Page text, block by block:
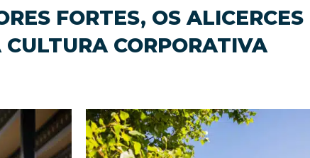
FORTES, OS ALICERCES
CULTURA CORPORATIVA